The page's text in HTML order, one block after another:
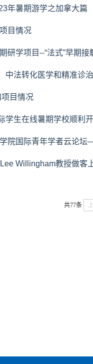
年暑期游学之加拿大篇
目情况
研学项目--“法式”早期接
中法转化医学和精准诊
目情况
学生在线暑期学校顺利
院国际青年学者云论
Willingham教授做客
共77条